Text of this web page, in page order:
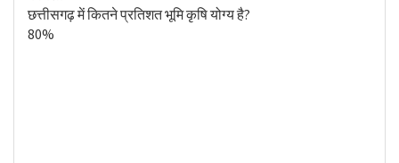
छत्तीसगढ़ में कितने प्रतिशत भूमि कृषि योग्य है?
80%